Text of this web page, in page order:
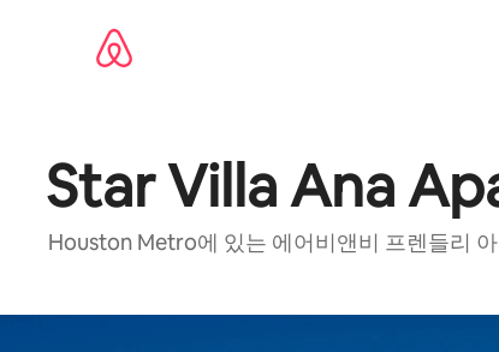
Star Villa Ana
Houston Metro에 있는 에어비앤비 프렌들리